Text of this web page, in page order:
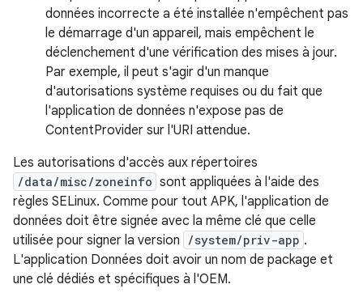
données incorrecte a été installée n'empêchent pas
le démarrage d'un appareil, mais empêchent le
déclenchement d'une vérification des mises à jour.
Par exemple, il peut s'agir d'un manque
d'autorisations système requises ou du fait que
l'application de données n'expose pas de
ContentProvider sur l'URI attendue.
Les autorisations d'accès aux répertoires
/data/misc/zoneinfo sont appliquées à l'aide des
règles SELinux. Comme pour tout APK, l'application de
données doit être signée avec la même clé que celle
utilisée pour signer la version
/system/priv-app .
L'application Données doit avoir un nom de package et
une clé dédiés et spécifiques à l'OEM.